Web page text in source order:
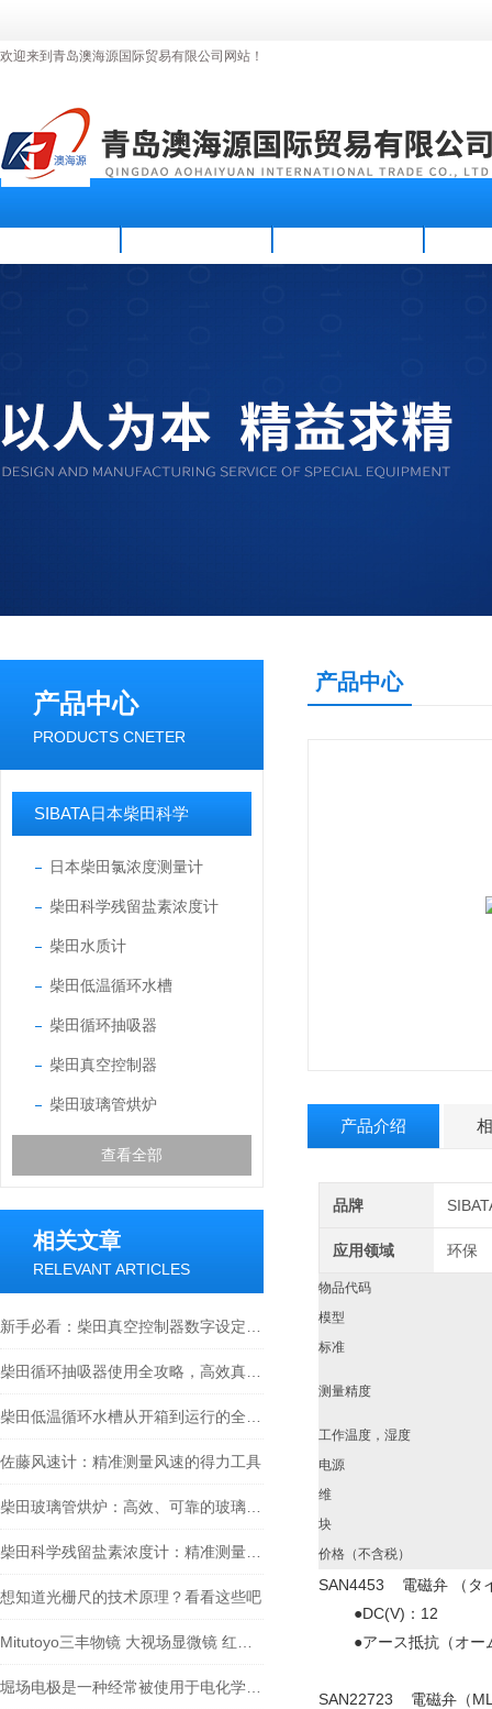
欢迎来到青岛澳海源国际贸易有限公司网站！
产品中心
PRODUCTS CNETER
SIBATA日本柴田科学
日本柴田氯浓度测量计
柴田科学残留盐素浓度计
柴田水质计
柴田低温循环水槽
柴田循环抽吸器
柴田真空控制器
柴田玻璃管烘炉
查看全部
相关文章
RELEVANT ARTICLES
佐藤风速计：精准测量风速的得力工具
想知道光栅尺的技术原理？看看这些吧
产品中心
产品介绍
品牌
应用领域 环保
物品代码
模型
标准
测量精度
工作温度，湿度
电源
维
块
价格（不含税）
SAN4453 電磁弁 （タ
●DC(V)：12
●アース抵抗（オー
SAN22723 電磁弁（